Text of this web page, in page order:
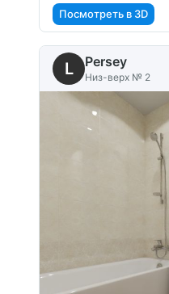
Посмотреть в 3D
L Persey
Низ-верх № 2